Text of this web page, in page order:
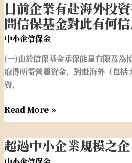
否
需
微
保
證
人？
是
否
有
上
限?
目前企業有赴海外投
問信保基金對此有何信
中小企信保金
(一)由於信保基金承保能量有限及為
取得所需營運資金，對赴海外（包括
資，
目
前
企
業
有
赴
海
投
資
甚
為
Read More »
超過中小企業規模之
超
過